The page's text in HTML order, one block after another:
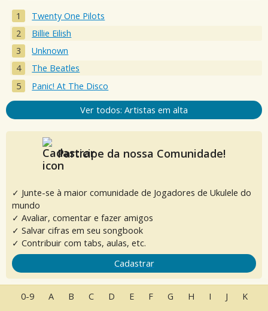
Twenty One Pilots
Billie Eilish
Unknown
The Beatles
Panic! At The Disco
Ver todos: Artistas em alta
Participe da nossa Comunidade!
✓ Junte-se à maior comunidade de Jogadores de Ukulele do
mundo
✓ Avaliar, comentar e fazer amigos
✓ Salvar cifras em seu songbook
✓ Contribuir com tabs, aulas, etc.
Cadastrar
0-9 A B C D E F G H I J K